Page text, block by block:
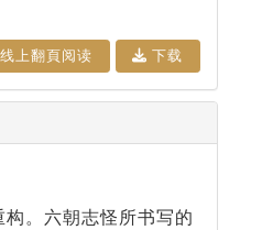
线上翻⾴阅读 下载
。六朝志怪所书写的